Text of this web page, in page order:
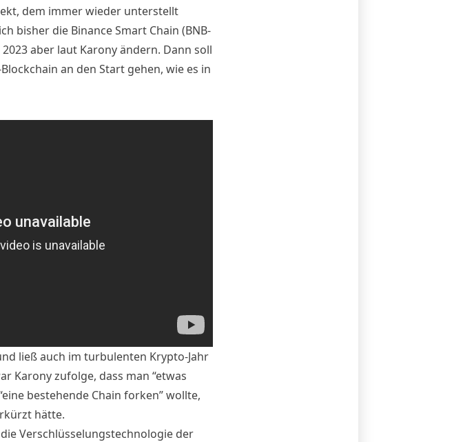
dem immer wieder unterstellt
bisher die Binance Smart Chain (BNB-
aber laut Karony ändern. Dann soll
an den Start gehen, wie es in
ließ auch im turbulenten Krypto-Jahr
Karony zufolge, dass man “etwas
bestehende Chain forken” wollte,
hätte.
Verschlüsselungstechnologie der